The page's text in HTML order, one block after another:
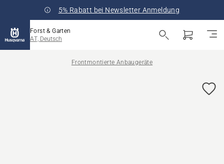
5% Rabatt bei Newsletter Anmeldung
Forst & Garten
AT, Deutsch
Frontmontierte Anbaugeräte